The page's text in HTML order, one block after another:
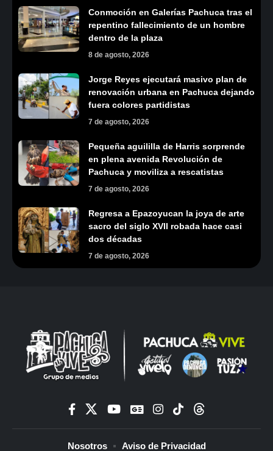
Conmoción en Galerías Pachuca tras el
repentino fallecimiento de un hombre
dentro de la plaza
8 de agosto, 2026
Jorge Reyes ejecutará masivo plan de
renovación urbana en Pachuca dejando
fuera colores partidistas
7 de agosto, 2026
Pequeña aguililla de Harris sorprende
en plena avenida Revolución de
Pachuca y moviliza a rescatistas
7 de agosto, 2026
Regresa a Epazoyucan la joya de arte
sacro del siglo XVII robada hace casi
dos décadas
7 de agosto, 2026
Nosotros Aviso de Privacidad